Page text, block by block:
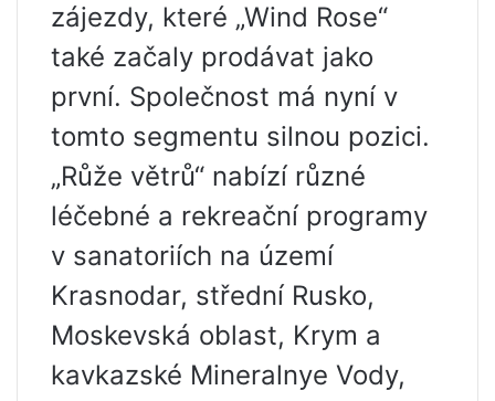
zájezdy, které „Wind Rose“
také začaly prodávat jako
první. Společnost má nyní v
tomto segmentu silnou pozici.
„Růže větrů“ nabízí různé
léčebné a rekreační programy
v sanatoriích na území
Krasnodar, střední Rusko,
Moskevská oblast, Krym a
kavkazské Mineralnye Vody,